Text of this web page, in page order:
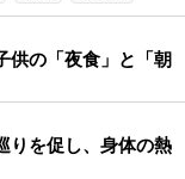
供の「夜食」と「朝
りを促し、身体の熱